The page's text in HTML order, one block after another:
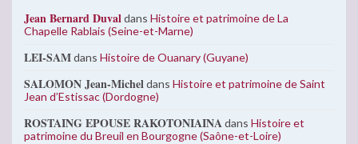
Jean Bernard Duvaldans Histoire et patrimoine de La
Chapelle Rablais (Seine-et-Marne)
LEI-SAMdans Histoire de Ouanary (Guyane)
SALOMON Jean-Micheldans Histoire et patrimoine de Saint
Jean d’Estissac (Dordogne)
ROSTAING EPOUSE RAKOTONIAINAdans Histoire et
patrimoine du Breuil en Bourgogne (Saône-et-Loire)